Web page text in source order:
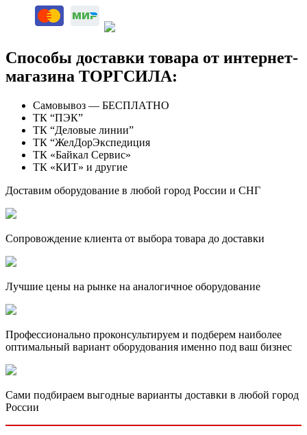
Способы доставки товара от интернет-
магазина ТОРГСИЛА:
Самовывоз — БЕСПЛАТНО
ТК “ПЭК”
ТК “Деловые линии”
ТК “ЖелДорЭкспедиция
ТК «Байкал Сервис»
ТК «КИТ» и другие
Доставим оборудование в любой город России и СНГ
Сопровождение клиента от выбора товара до доставки
Лучшие цены на рынке на аналогичное оборудование
Профессионально проконсультируем и подберем наиболее
оптимальный вариант оборудования именно под ваш бизнес
Сами подбираем выгодные варианты доставки в любой город
России